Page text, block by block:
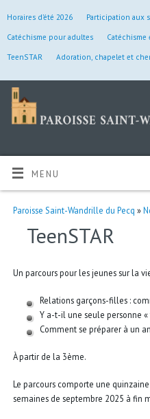
Horaires d’été 2026
Participation aux
Catéchisme pour adultes
Catéchisme
TeenSTAR
Adoration, chapelet et
MENU
Paroisse Saint-Wandrille du Pecq »
TeenSTAR
Un parcours pour les jeunes sur la
Relations garçons-filles :
Y a-t-il une seule personne
Comment se préparer à un
À partir de la 3ème.
Le parcours comporte une
semaines de septembre 2025 à fin